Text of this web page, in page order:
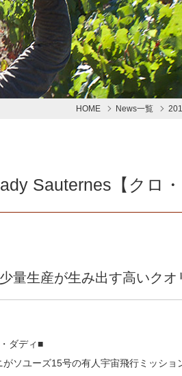
HOME News一覧
Sauternes【クロ・
量生産が生み出す高いクオ
ダディ■
ソユーズ15号の有人宇宙飛行ミッショ